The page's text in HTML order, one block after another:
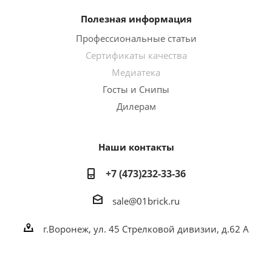
Полезная информация
Профессиональные статьи
Сертификаты качества
Медиатека
Госты и Снипы
Дилерам
Наши контакты
+7 (473)232-33-36
sale@01brick.ru
г.Воронеж, ул. 45 Стрелковой дивизии, д.62 А